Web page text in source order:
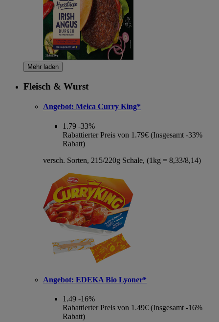
Mehr laden
Fleisch & Wurst
Angebot: Meica Curry King*
1.79 -33%
Rabattierter Preis von 1.79€ (Insgesamt -33%
Rabatt)
versch. Sorten, 215/220g Schale, (1kg = 8,33/8,14)
Angebot: EDEKA Bio Lyoner*
1.49 -16%
Rabattierter Preis von 1.49€ (Insgesamt -16%
Rabatt)